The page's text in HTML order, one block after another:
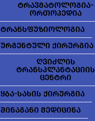
ტრავმატოლოგია-
ორთოპედია
ტრანსფუზიოლოგია
ურგენტული ქირურგია
ღვიძლის
ტრანსპლანტაციის
ცენტრი
ყბა-სახის ქირურგია
შინაგანი მედიცინა